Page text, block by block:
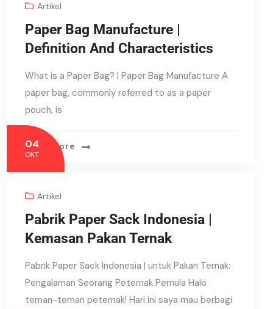
Artikel
Paper Bag Manufacture |
Definition And Characteristics
What is a Paper Bag? | Paper Bag Manufacture A
paper bag, commonly referred to as a paper
pouch, is
Read More
04
OKT
Artikel
Pabrik Paper Sack Indonesia |
Kemasan Pakan Ternak
Pabrik Paper Sack Indonesia | untuk Pakan Ternak:
Pengalaman Seorang Peternak Pemula Halo
teman-teman peternak! Hari ini saya mau berbagi